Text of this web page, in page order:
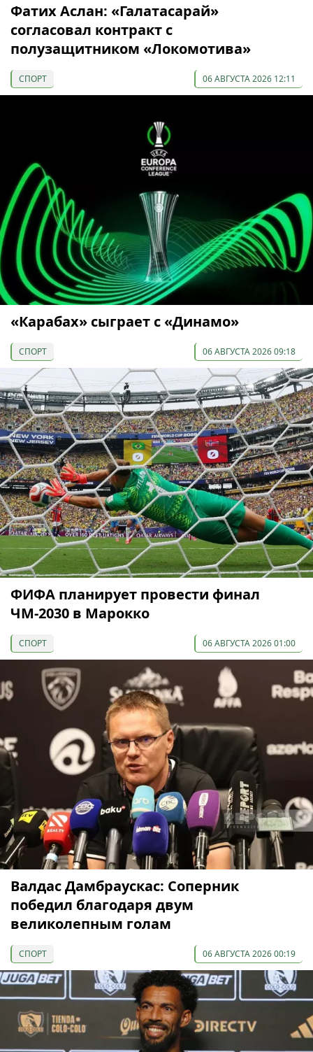
Фатих Аслан: «Галатасарай»
согласовал контракт с
полузащитником «Локомотива»
СПОРТ 06 АВГУСТА 2026 12:11
«Карабах» сыграет с «Динамо»
СПОРТ 06 АВГУСТА 2026 09:18
ФИФА планирует провести финал
ЧМ-2030 в Марокко
СПОРТ 06 АВГУСТА 2026 01:00
Валдас Дамбраускас: Соперник
победил благодаря двум
великолепным голам
СПОРТ 06 АВГУСТА 2026 00:19